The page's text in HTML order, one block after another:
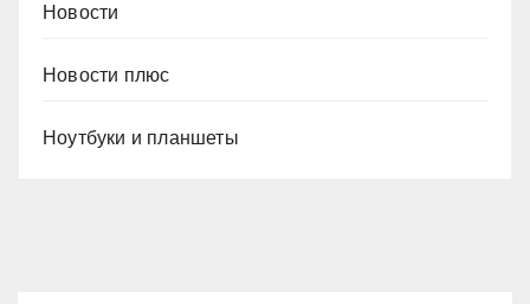
Новости
Новости плюс
Ноутбуки и планшеты